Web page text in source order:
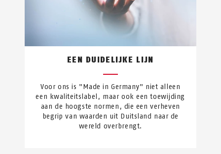
EEN DUIDELIJKE LIJN
Voor ons is "Made in Germany" niet alleen
een kwaliteitslabel, maar ook een toewijding
aan de hoogste normen, die een verheven
begrip van waarden uit Duitsland naar de
wereld overbrengt.